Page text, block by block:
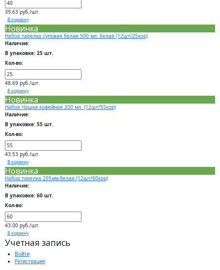
39.63 руб./шт.
В корзину
Новинка
Набор тарелка суповая белая 500 мл. белая (12шт/25кор)
Наличие:
В упаковке: 25 шт.
Кол-во:
48.69 руб./шт.
В корзину
Новинка
Набор Чашка кофейная 200 мл. (12шт/55кор)
Наличие:
В упаковке: 55 шт.
Кол-во:
43.53 руб./шт.
В корзину
Новинка
Набор тарелка 205мм белая (12шт/60кор)
Наличие:
В упаковке: 60 шт.
Кол-во:
43.00 руб./шт.
В корзину
Учетная запись
Войти
Регистрация